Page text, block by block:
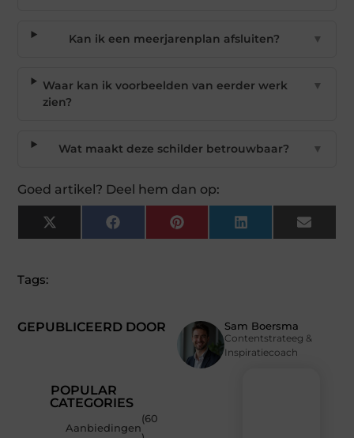
Kan ik een meerjarenplan afsluiten? ▼
Waar kan ik voorbeelden van eerder werk
zien?
▼
Wat maakt deze schilder betrouwbaar? ▼
Goed artikel? Deel hem dan op:
X
(Twitter)
Facebook Pinterest LinkedIn Email
GEPUBLICEERD DOOR Sam Boersma
Contentstrateeg &
Inspiratiecoach
Tags:
POPULAR
CATEGORIES
Aanbiedingen
(60